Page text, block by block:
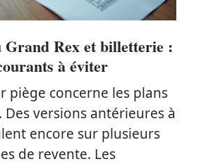
Grand Rex et billetterie :
à éviter
piège concerne les plans
Des versions antérieures à
encore sur plusieurs
de revente. Les